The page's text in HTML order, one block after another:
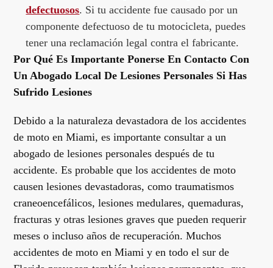
defectuosos. Si tu accidente fue causado por un
componente defectuoso de tu motocicleta, puedes
tener una reclamación legal contra el fabricante.
Por Qué Es Importante Ponerse En Contacto Con
Un Abogado Local De Lesiones Personales Si Has
Sufrido Lesiones
Debido a la naturaleza devastadora de los accidentes
de moto en Miami, es importante consultar a un
abogado de lesiones personales después de tu
accidente. Es probable que los accidentes de moto
causen lesiones devastadoras, como traumatismos
craneoencefálicos, lesiones medulares, quemaduras,
fracturas y otras lesiones graves que pueden requerir
meses o incluso años de recuperación. Muchos
accidentes de moto en Miami y en todo el sur de